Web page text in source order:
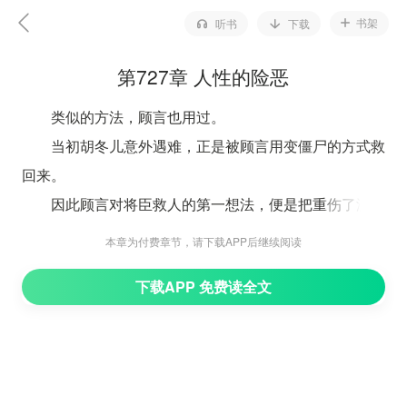
听书 下载 书架
第727章 人性的险恶
类似的方法，顾言也用过。
当初胡冬儿意外遇难，正是被顾言用变僵尸的方式救
回来。
因此顾言对将臣救人的第一想法，便是把重伤了没多
长时间可以活的人，变成一个僵尸。
将臣承认道：“我不想让她伤心难过，唯有把她的家
本章为付费章节，请下载APP后继续阅读
下载APP 免费读全文